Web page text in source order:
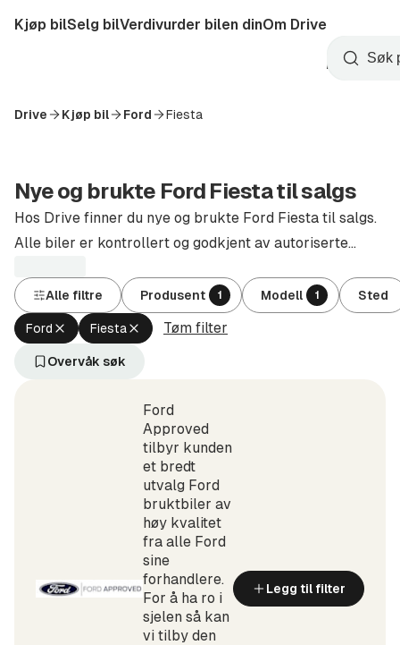
til
Startside
Kjøp bilSelg bilVerdivurder bilen dinOm Drive
Opprett
konto
Søk
Drive Kjøp bil Ford Fiesta
Nye og brukte Ford Fiesta til salgs
Hos Drive finner du nye og brukte Ford Fiesta til salgs.
Alle biler er kontrollert og godkjent av autoriserte
Alle filtre Produsent 1 Modell 1 Sted
Ford Fjern
aktivt
filter
Fiesta Fjern
aktivt
Tøm filter
Overvåk søk
Ford
Approved
tilbyr kunden
et bredt
utvalg Ford
bruktbiler av
høy kvalitet
fra alle Ford
sine
forhandlere.
For å ha ro i
sjelen så kan
vi tilby den
Legg til filter